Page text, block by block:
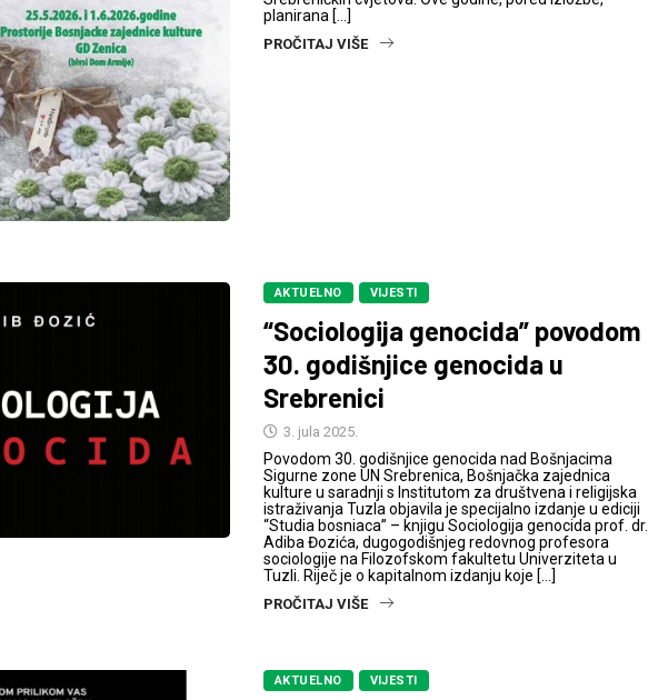
planirana […]
PROČITAJ VIŠE
AKTUELNO VIJESTI
“Sociologija genocida” povodom
30. godišnjice genocida u
Srebrenici
3. jula 2025.
Povodom 30. godišnjice genocida nad Bošnjacima
Sigurne zone UN Srebrenica, Bošnjačka zajednica
kulture u saradnji s Institutom za društvena i religijska
istraživanja Tuzla objavila je specijalno izdanje u ediciji
“Studia bosniaca” – knjigu Sociologija genocida prof. dr.
Adiba Đozića, dugogodišnjeg redovnog profesora
sociologije na Filozofskom fakultetu Univerziteta u
Tuzli. Riječ je o kapitalnom izdanju koje […]
PROČITAJ VIŠE
AKTUELNO VIJESTI